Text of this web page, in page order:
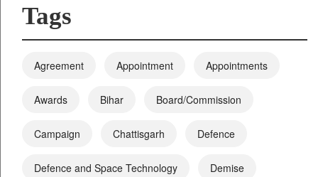
Tags
Agreement Appointment Appointments
Awards Bihar Board/Commission
Campaign Chattisgarh Defence
Defence and Space Technology Demise